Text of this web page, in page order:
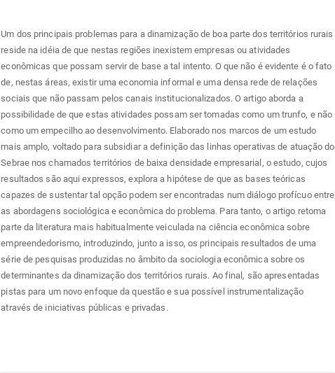
Um dos principais problemas para a dinamização de boa parte dos territórios rurais
reside na idéia de que nestas regiões inexistem empresas ou atividades
econômicas que possam servir de base a tal intento. O que não é evidente é o fato
de, nestas áreas, existir uma economia informal e uma densa rede de relações
sociais que não passam pelos canais institucionalizados. O artigo aborda a
possibilidade de que estas atividades possam ser tomadas como um trunfo, e não
como um empecilho ao desenvolvimento. Elaborado nos marcos de um estudo
mais amplo, voltado para subsidiar a definição das linhas operativas de atuação do
Sebrae nos chamados territórios de baixa densidade empresarial, o estudo, cujos
resultados são aqui expressos, explora a hipótese de que as bases teóricas
capazes de sustentar tal opção podem ser encontradas num diálogo profícuo entre
as abordagens sociológica e econômica do problema. Para tanto, o artigo retoma
parte da literatura mais habitualmente veiculada na ciência econômica sobre
empreendedorismo, introduzindo, junto a isso, os principais resultados de uma
série de pesquisas produzidas no âmbito da sociologia econômica sobre os
determinantes da dinamização dos territórios rurais. Ao final, são apresentadas
pistas para um novo enfoque da questão e sua possível instrumentalização
através de iniciativas públicas e privadas.